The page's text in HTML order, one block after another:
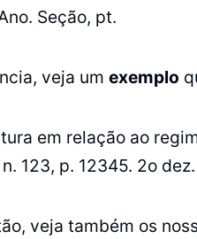
Seção, pt.
veja umexemplo
em relação ao
123, p. 12345. 2o
veja também os